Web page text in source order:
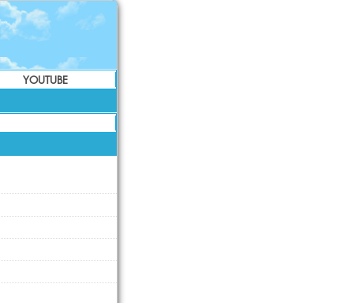
YOUTUBE